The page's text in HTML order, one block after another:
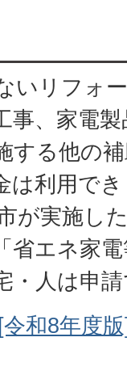
いリフォ
事、家電
する他の
は利用で
が実施し
省エネ家
・人は申
和8年度